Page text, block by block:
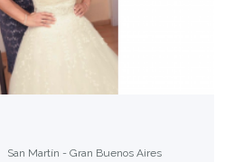
San Martín - Gran Buenos Aires